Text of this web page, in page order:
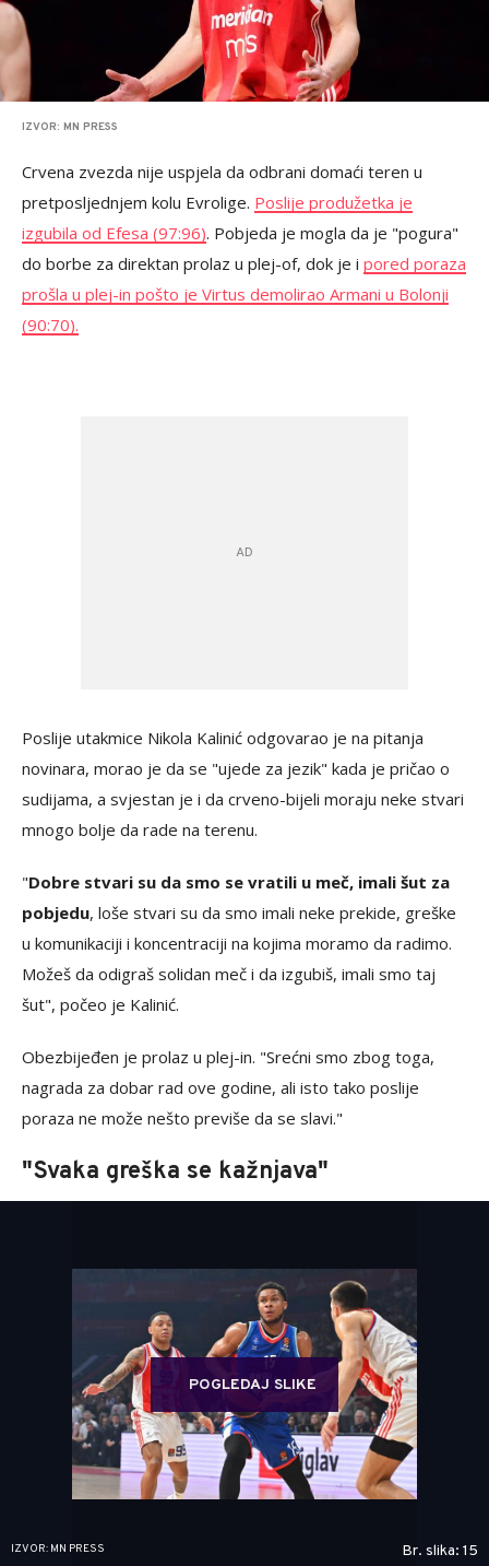
IZVOR: MN PRESS
Crvena zvezda nije uspjela da odbrani domaći teren u
pretposljednjem kolu Evrolige. Poslije produžetka je
izgubila od Efesa (97:96). Pobjeda je mogla da je "pogura"
do borbe za direktan prolaz u plej-of, dok je i pored poraza
prošla u plej-in pošto je Virtus demolirao Armani u Bolonji
(90:70).
Poslije utakmice Nikola Kalinić odgovarao je na pitanja
novinara, morao je da se "ujede za jezik" kada je pričao o
sudijama, a svjestan je i da crveno-bijeli moraju neke stvari
mnogo bolje da rade na terenu.
"Dobre stvari su da smo se vratili u meč, imali šut za
pobjedu, loše stvari su da smo imali neke prekide, greške
u komunikaciji i koncentraciji na kojima moramo da radimo.
Možeš da odigraš solidan meč i da izgubiš, imali smo taj
šut", počeo je Kalinić.
Obezbijeđen je prolaz u plej-in. "Srećni smo zbog toga,
nagrada za dobar rad ove godine, ali isto tako poslije
poraza ne može nešto previše da se slavi."
"Svaka greška se kažnjava"
POGLEDAJ SLIKE
IZVOR: MN PRESS Br. slika: 15